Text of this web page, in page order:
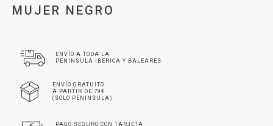
MUJER NEGRO
ENVÍO A TODA LA
PENINSULA IBÉRICA Y BALEARES
ENVÍO GRATUITO
A PARTIR DE 79€
(SOLO PENINSULA)
PAGO SEGURO CON TARJETA